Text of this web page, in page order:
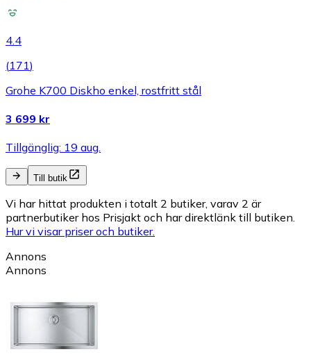
4.4
(171)
Grohe K700 Diskho enkel, rostfritt stål
3 699 kr
Tillgänglig: 19 aug.
Till butik
Vi har hittat produkten i totalt 2 butiker, varav 2 är
partnerbutiker hos Prisjakt och har direktlänk till butiken.
Hur vi visar priser och butiker.
Annons
Annons